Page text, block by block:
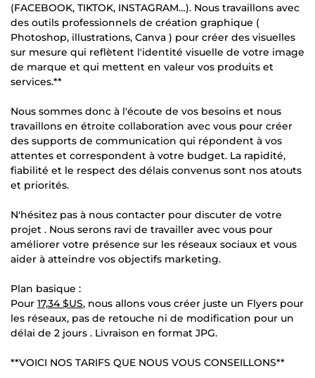
(FACEBOOK, TIKTOK, INSTAGRAM…). Nous travaillons avec
des outils professionnels de création graphique (
Photoshop, illustrations, Canva ) pour créer des visuelles
sur mesure qui reflètent l'identité visuelle de votre image
de marque et qui mettent en valeur vos produits et
services.**
Nous sommes donc à l'écoute de vos besoins et nous
travaillons en étroite collaboration avec vous pour créer
des supports de communication qui répondent à vos
attentes et correspondent à votre budget. La rapidité,
fiabilité et le respect des délais convenus sont nos atouts
et priorités.
N'hésitez pas à nous contacter pour discuter de votre
projet . Nous serons ravi de travailler avec vous pour
améliorer votre présence sur les réseaux sociaux et vous
aider à atteindre vos objectifs marketing.
Plan basique :
Pour 17,34 $US, nous allons vous créer juste un Flyers pour
les réseaux, pas de retouche ni de modification pour un
délai de 2 jours . Livraison en format JPG.
**VOICI NOS TARIFS QUE NOUS VOUS CONSEILLONS**